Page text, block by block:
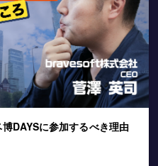
DAYSに参加するべき理由